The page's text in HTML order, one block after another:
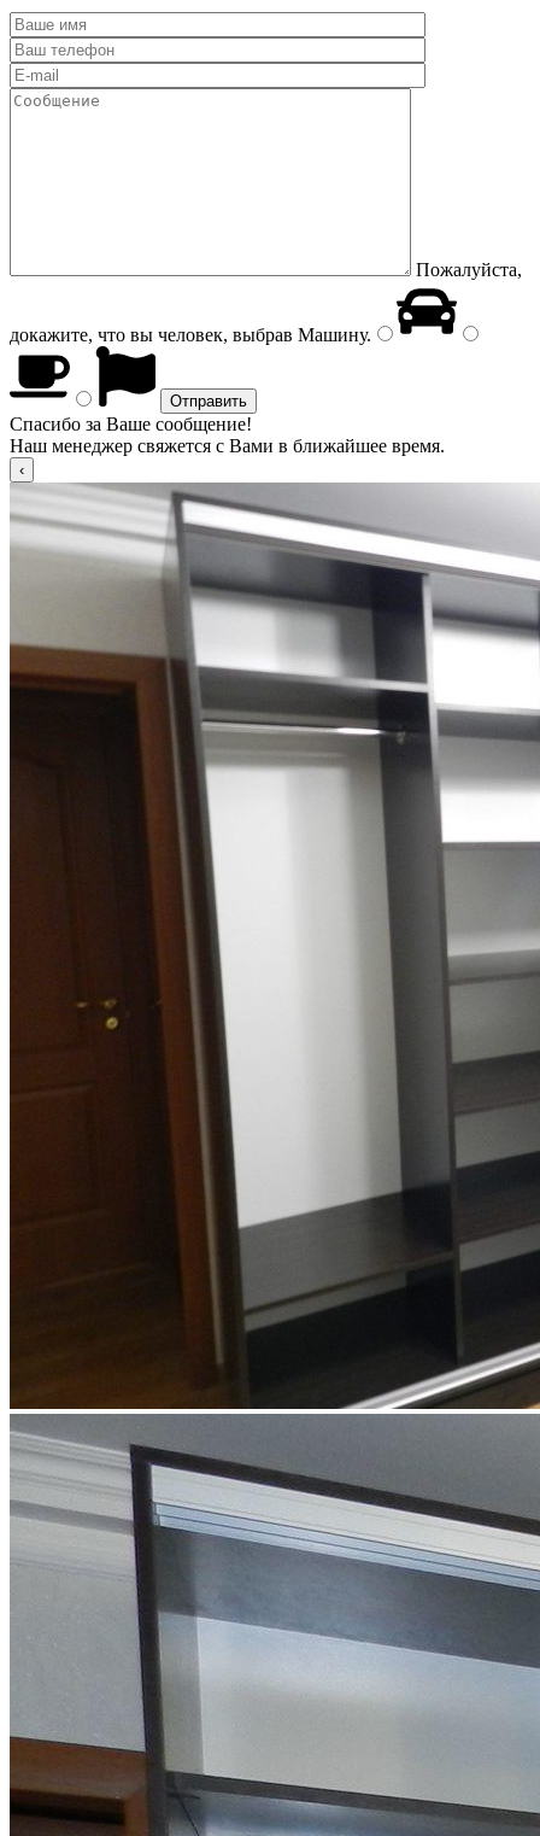
Пожалуйста,
докажите, что вы человек, выбрав Машину.
Спасибо за Ваше сообщение!
Наш менеджер свяжется с Вами в ближайшее время.